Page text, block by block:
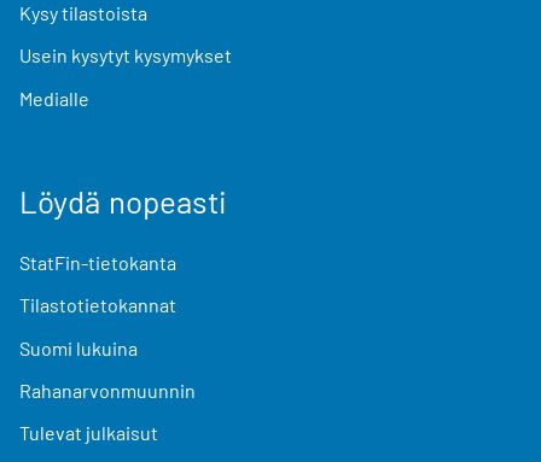
Kysy tilastoista
Usein kysytyt kysymykset
Medialle
Löydä nopeasti
StatFin-tietokanta
Tilastotietokannat
Suomi lukuina
Rahanarvonmuunnin
Tulevat julkaisut